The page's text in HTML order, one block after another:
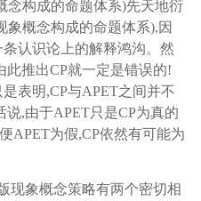
念构成的命题体系)先天地衍
象概念构成的命题体系),因
认识论上的解释鸿沟。然
推出CP就一定是错误的!
表明,CP与APET之间并不
,由于APET只是CP为真的
APET为假,CP依然有可能为
现象概念策略有两个密切相